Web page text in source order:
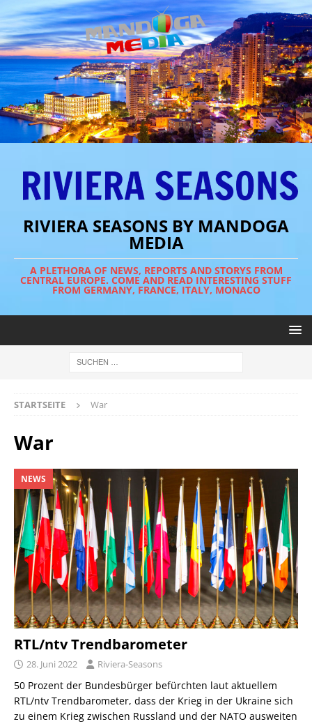
RIVIERA SEASONS BY MANDOGA
MEDIA
A PLETHORA OF NEWS, REPORTS AND STORYS FROM
CENTRAL EUROPE. COME AND READ INTERESTING STUFF
FROM GERMANY, FRANCE, ITALY, MONACO
STARTSEITE War
War
NEWS
RTL/ntv Trendbarometer
28. Juni 2022 Riviera-Seasons
50 Prozent der Bundesbürger befürchten laut aktuellem
RTL/ntv Trendbarometer, dass der Krieg in der Ukraine sich
zu einem Krieg zwischen Russland und der NATO ausweiten